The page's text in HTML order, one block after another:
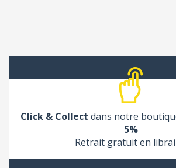
Click & Collect dans notre
5%
Retrait gratuit en